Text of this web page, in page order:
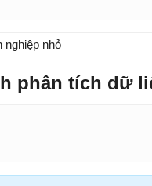
nghiệp nhỏ
phân tích dữ